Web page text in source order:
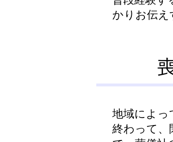
かりお伝え
地域によっ
終わって、